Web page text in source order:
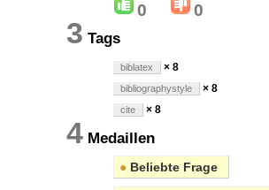
0 0
3 Tags
biblatex × 8
bibliographystyle × 8
cite × 8
4 Medaillen
● Beliebte Frage